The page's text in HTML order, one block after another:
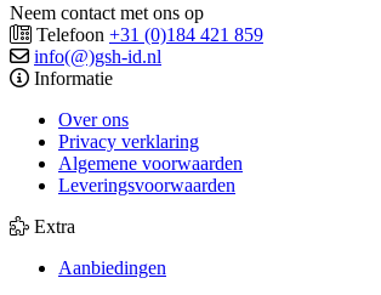
Neem contact met ons op
Telefoon +31 (0)184 421 859
info(@)gsh-id.nl
Informatie
Over ons
Privacy verklaring
Algemene voorwaarden
Leveringsvoorwaarden
Extra
Aanbiedingen